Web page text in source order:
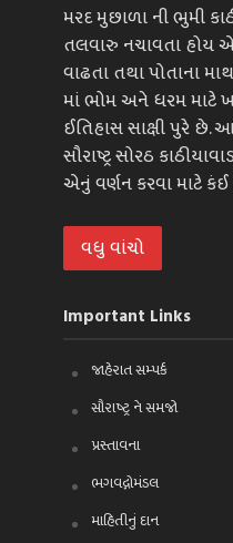
મરદ મુછાળા ની ભુમી
તલવારુ નચાવતા હોય
વાઢતા તથા પોતાના
માં ભોમ અને ધરમ માટે
ઈતિહાસ સાક્ષી પુરે
સૌરાષ્ટ્ર સોરઠ
એનું વર્ણન કરવા માટે
વધુ વાંચો
Important Links
જાહેરાત સમ્પર્ક
સૌરાષ્ટ્ર ને સમજો
પ્રસ્તાવના
ભગવદ્ગોમંડલ
માહિતીનું દાન